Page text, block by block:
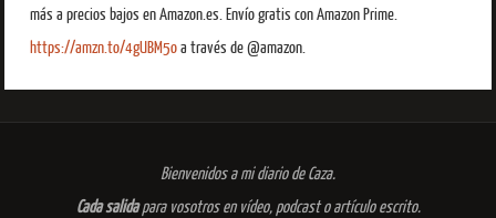
más a precios bajos en Amazon.es. Envío gratis con Amazon Prime.
https://amzn.to/4gUBM5oa través de @amazon.
Bienvenidos a mi diario de Caza.
Cada salidapara vosotros en vídeo, podcast o artículo escrito.